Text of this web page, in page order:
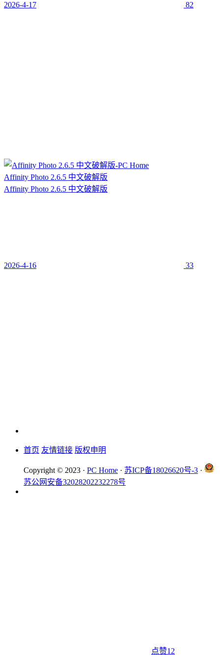
2026-4-17 82
Affinity Photo 2.6.5 中文破解版
Affinity Photo 2.6.5 中文破解版
2026-4-16 33
首页 友情链接 版权申明
Copyright © 2023 · PC Home · 苏ICP备18026620号-3 ·
苏公网安备32028202232278号
点赞12